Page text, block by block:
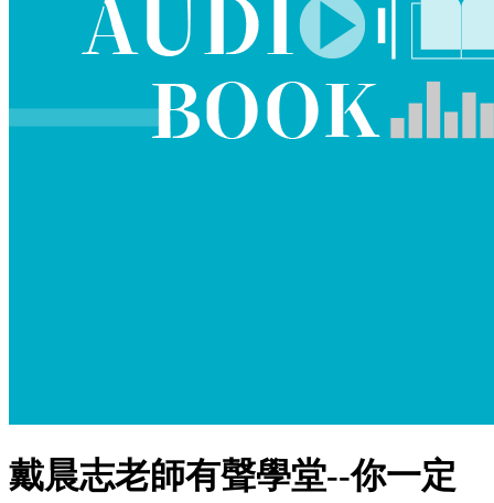
戴晨志老師有聲學堂--你一定